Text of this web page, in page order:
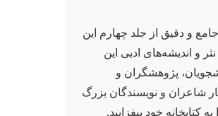
جامع و دقیق از جلد چهارم این
و اندیشه‌های ادبی این
پژوهشگران و
شاعران و نویسندگان بزرگ
خود بیفزایید.